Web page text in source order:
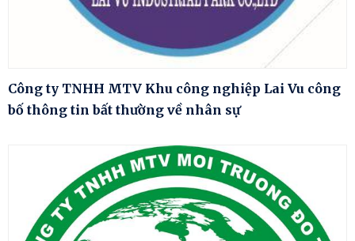
Công ty TNHH MTV Khu công nghiệp Lai Vu công
bố thông tin bất thường về nhân sự